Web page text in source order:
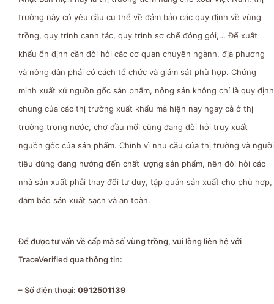
trường này có yêu cầu cụ thể về đảm bảo các quy định về vùng
trồng, quy trình canh tác, quy trình sơ chế đóng gói,… Để xuất
khẩu ổn định cần đòi hỏi các cơ quan chuyên ngành, địa phương
và nông dân phải có cách tổ chức và giám sát phù hợp. Chứng
minh xuất xứ nguồn gốc sản phẩm, nông sản không chỉ là quy định
chung của các thị trường xuất khẩu mà hiện nay ngay cả ở thị
trường trong nước, chợ đầu mối cũng đang đòi hỏi truy xuất
nguồn gốc của sản phẩm. Chính vì nhu cầu của thị trường và người
tiêu dùng đang hướng đến chất lượng sản phẩm, nên đòi hỏi các
nhà sản xuất phải thay đổi tư duy, tập quán sản xuất cho phù hợp,
đảm bảo sản xuất sạch và an toàn.
Để được tư vấn về cấp mã số vùng trồng, vui lòng liên hệ với
TraceVerified qua thông tin:
– Số điện thoại: 0912501139